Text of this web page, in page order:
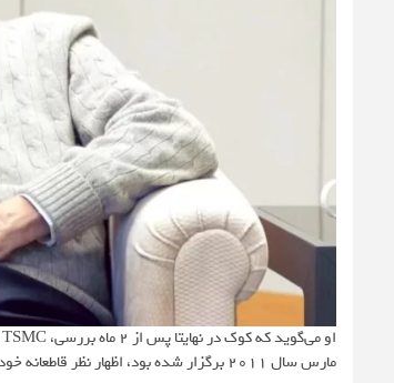
مارس سال 2011 برگزار شده بود، اظهار نظر قاطعانه خود نسبت به قابلیت‌های ریخته‌گری اینتل را بیان کرده است.